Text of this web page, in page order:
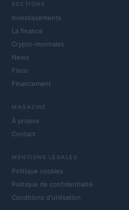
SECTIONS
Investissements
La finance
Crypto-monnaies
News
Fisco
Financement
MAGAZINE
À propos
Contact
MENTIONS LÉGALES
Politique cookies
Politique de confidentialité
Conditions d'utilisation